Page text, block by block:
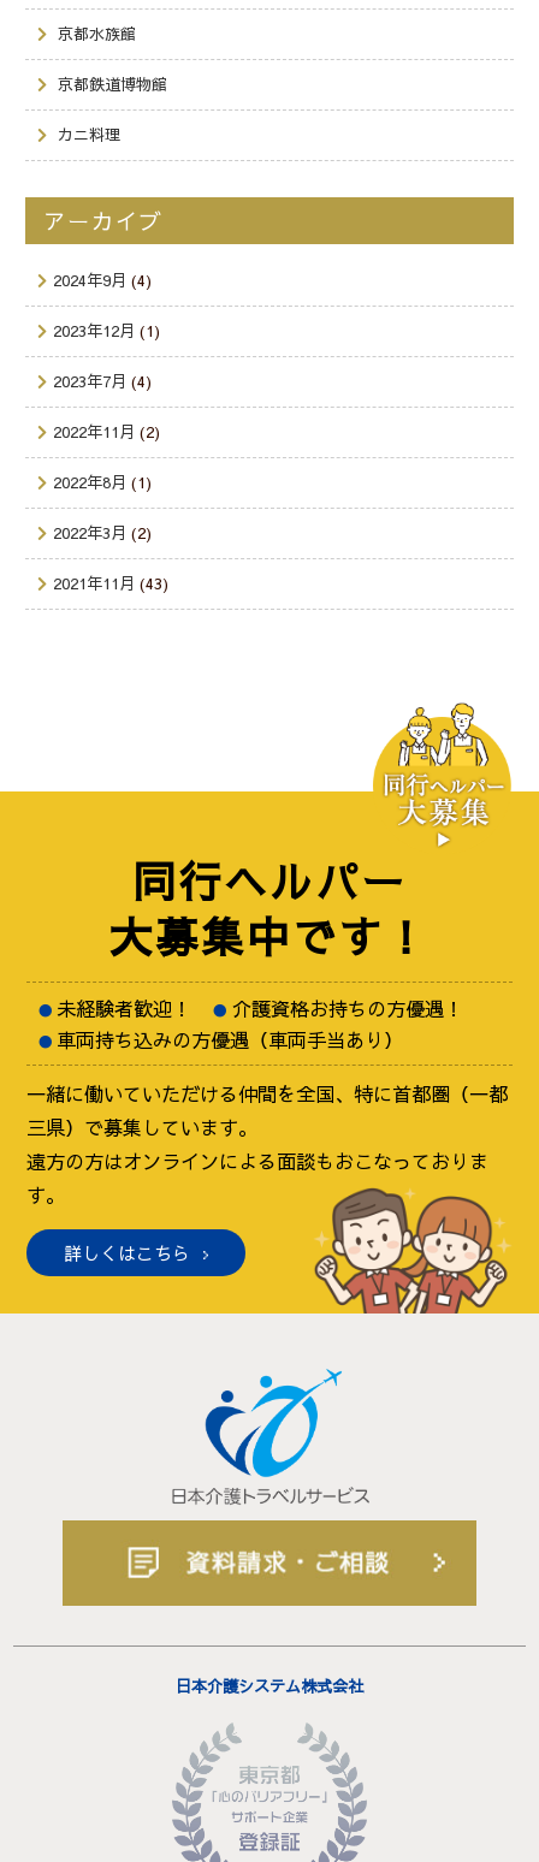
京都水族館
京都鉄道博物館
カニ料理
アーカイブ
2024年9月 (4)
2023年12月 (1)
2023年7月 (4)
2022年11月 (2)
2022年8月 (1)
2022年3月 (2)
2021年11月 (43)
同行ヘルパー
大募集中です！
未経験者歓迎！
介護資格お持ちの方優遇！
車両持ち込みの方優遇（車両手当あり）
一緒に働いていただける仲間を全国、特に首都圏（一都
三県）で募集しています。
遠方の方はオンラインによる面談もおこなっておりま
す。
詳しくはこちら
日本介護システム株式会社